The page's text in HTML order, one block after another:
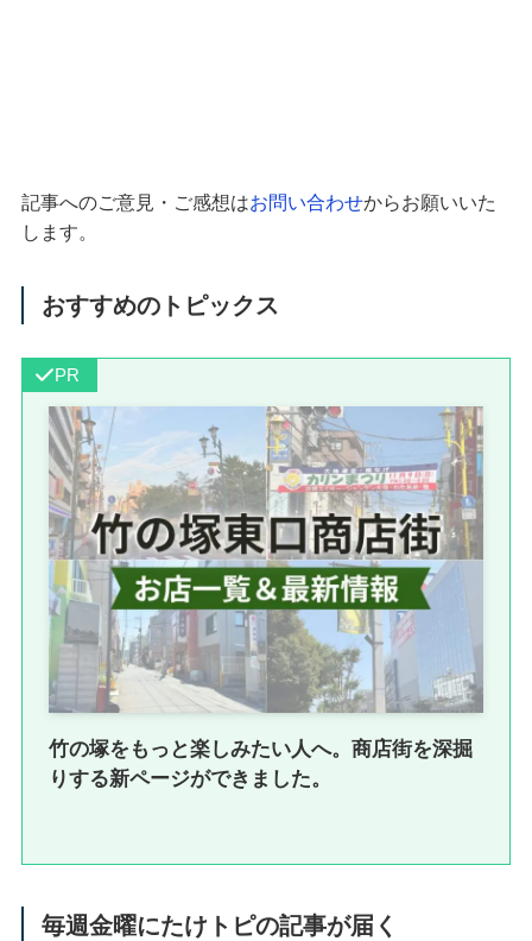
記事へのご意見・ご感想はお問い合わせからお願いいた
します。
おすすめのトピックス
PR
竹の塚をもっと楽しみたい人へ。商店街を深掘
りする新ページができました。
毎週金曜にたけトピの記事が届く